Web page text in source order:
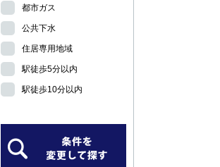
都市ガス
公共下水
住居専用地域
駅徒歩5分以内
駅徒歩10分以内